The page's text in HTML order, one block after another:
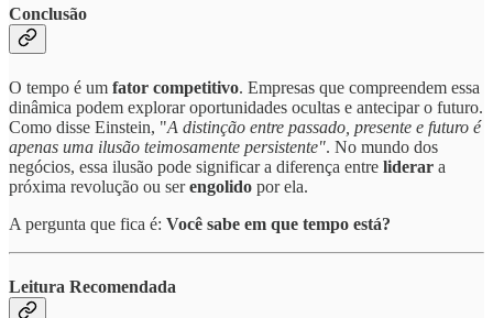
Conclusão
O tempo é um fator competitivo. Empresas que compreendem essa
dinâmica podem explorar oportunidades ocultas e antecipar o futuro.
Como disse Einstein, "A distinção entre passado, presente e futuro é
apenas uma ilusão teimosamente persistente". No mundo dos
negócios, essa ilusão pode significar a diferença entre liderar a
próxima revolução ou serengolido por ela.
A pergunta que fica é: Você sabe em que tempo está?
Leitura Recomendada